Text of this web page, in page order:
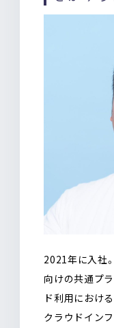
2021年に入社
向けの共通プ
ド利用におけ
クラウドイン